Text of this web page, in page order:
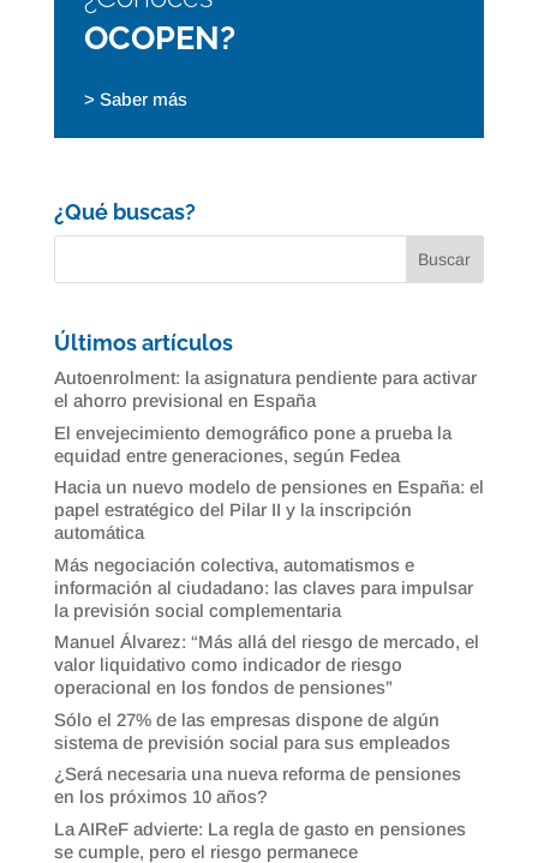
OCOPEN?
> Saber más
¿Qué buscas?
Últimos artículos
Autoenrolment: la asignatura pendiente para activar
el ahorro previsional en España
El envejecimiento demográfico pone a prueba la
equidad entre generaciones, según Fedea
Hacia un nuevo modelo de pensiones en España: el
papel estratégico del Pilar II y la inscripción
automática
Más negociación colectiva, automatismos e
información al ciudadano: las claves para impulsar
la previsión social complementaria
Manuel Álvarez: “Más allá del riesgo de mercado, el
valor liquidativo como indicador de riesgo
operacional en los fondos de pensiones”
Sólo el 27% de las empresas dispone de algún
sistema de previsión social para sus empleados
¿Será necesaria una nueva reforma de pensiones
en los próximos 10 años?
La AIReF advierte: La regla de gasto en pensiones
se cumple, pero el riesgo permanece